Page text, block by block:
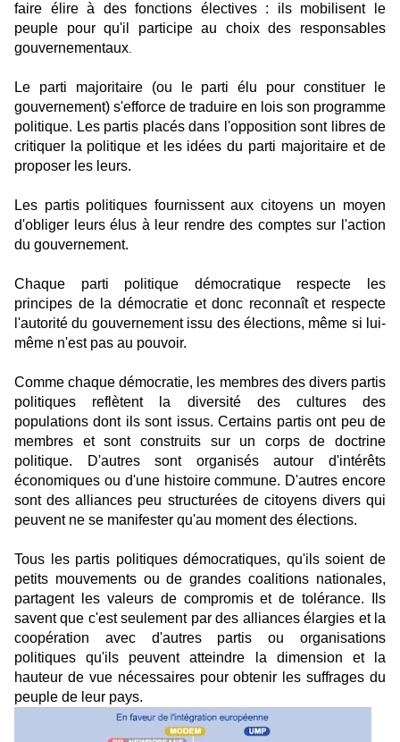
faire élire à des fonctions électives : ils mobilisent le
peuple pour qu'il participe au choix des responsables
gouvernementaux.
Le parti majoritaire (ou le parti élu pour constituer le
gouvernement) s'efforce de traduire en lois son programme
politique. Les partis placés dans l'opposition sont libres de
critiquer la politique et les idées du parti majoritaire et de
proposer les leurs.
Les partis politiques fournissent aux citoyens un moyen
d'obliger leurs élus à leur rendre des comptes sur l'action
du gouvernement.
Chaque parti politique démocratique respecte les
principes de la démocratie et donc reconnaît et respecte
l'autorité du gouvernement issu des élections, même si lui-
même n'est pas au pouvoir.
Comme chaque démocratie, les membres des divers partis
politiques reflètent la diversité des cultures des
populations dont ils sont issus. Certains partis ont peu de
membres et sont construits sur un corps de doctrine
politique. D'autres sont organisés autour d'intérêts
économiques ou d'une histoire commune. D'autres encore
sont des alliances peu structurées de citoyens divers qui
peuvent ne se manifester qu'au moment des élections.
Tous les partis politiques démocratiques, qu'ils soient de
petits mouvements ou de grandes coalitions nationales,
partagent les valeurs de compromis et de tolérance. Ils
savent que c'est seulement par des alliances élargies et la
coopération avec d'autres partis ou organisations
politiques qu'ils peuvent atteindre la dimension et la
hauteur de vue nécessaires pour obtenir les suffrages du
peuple de leur pays.